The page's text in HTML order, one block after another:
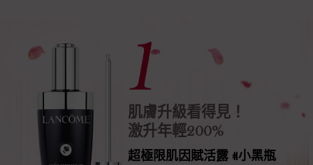
肌膚升級看得見！
激升年輕200%
超極限肌因賦活露 #小黑瓶